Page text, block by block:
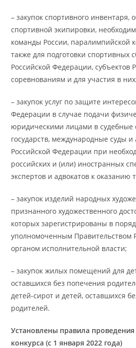
– закупок спортивного инвентаря,
спортивной экипировки,
команды России, паралимпийской
также для подготовки спортивных
Российской Федерации, субъектов
соревнованиям и для участия в
– закупок услуг по защите
Федерации в случае подачи
юридическими лицами в судебные
государств, международные суды
Российской Федерации при
российских и (или) иностранных
экспертов и адвокатов к оказанию
– закупок изделий народных
признанного художественного
которых зарегистрированы в
уполномоченным Правительством
органом исполнительной власти;
– закупок жилых помещений для
оставшихся без попечения
детей-сирот и детей, оставшихся
родителей.
Установлены правила проведения
конкурса (с 1 января 2022 года)